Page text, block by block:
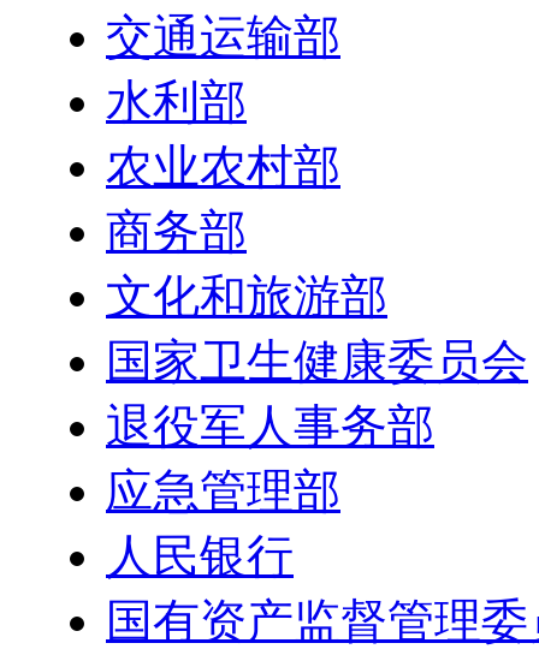
交通运输部
水利部
农业农村部
商务部
文化和旅游部
国家卫生健康委员会
退役军人事务部
应急管理部
人民银行
国有资产监督管理